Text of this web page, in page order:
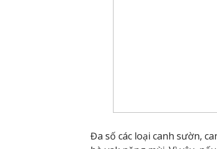
Đa số các loại canh sườn,